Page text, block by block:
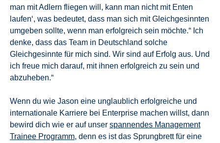
man mit Adlern fliegen will, kann man nicht mit Enten
laufen‘, was bedeutet, dass man sich mit Gleichgesinnten
umgeben sollte, wenn man erfolgreich sein möchte.“ Ich
denke, dass das Team in Deutschland solche
Gleichgesinnte für mich sind. Wir sind auf Erfolg aus. Und
ich freue mich darauf, mit ihnen erfolgreich zu sein und
abzuheben.“
Wenn du wie Jason eine unglaublich erfolgreiche und
internationale Karriere bei Enterprise machen willst, dann
bewird dich wie er auf unser spannendes Management
Trainee Programm, denn es ist das Sprungbrett für eine